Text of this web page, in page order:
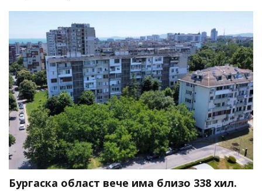
Бургаска област вече има близо 338 хил.